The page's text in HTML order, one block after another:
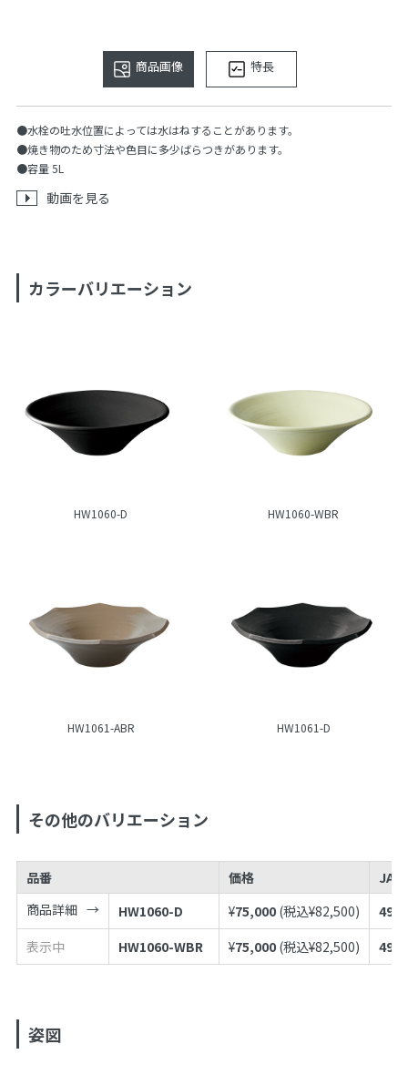
商品画像 特長
●水栓の吐水位置によっては水はねすることがあります。
●焼き物のため寸法や色目に多少ばらつきがあります。
●容量 5L
動画を見る
カラーバリエーション
HW1060-D HW1060-WBR
HW1061-ABR HW1061-D
その他のバリエーション
品番 価格
JAN
商品詳細
HW1060-D ¥75,000 (税込¥82,500)
表示中
HW1060-WBR ¥75,000 (税込¥82,500)
姿図